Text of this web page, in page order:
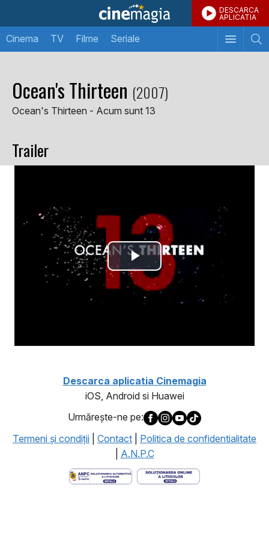
DESCARCA
APLICATIA
Cinema TV Filme Seriale
Ocean's Thirteen (2007)
Ocean's Thirteen - Acum sunt 13
Trailer
Descarca aplicatia Cinemagia
iOS, Android si Huawei
Urmăreşte-ne pe:
Termeni şi condiţii
Contact
Politica de confidentialitate
A.N.P.C